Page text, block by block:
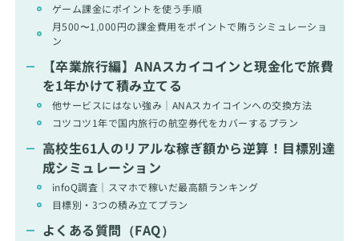
ゲーム課金にポイントを使う手順
月500〜1,000円の課金費用をポイントで賄うシミュレーショ
ン
【卒業旅行編】ANAスカイコインと現金化で旅費
を1年かけて積み立てる
他サービスにはない強み｜ANAスカイコインへの交換方法
コツコツ1年で国内旅行の航空券代をカバーするプラン
高校生61人のリアルな稼ぎ額から逆算！目標別達
成シミュレーション
infoQ調査｜スマホで稼いだ最高額ランキング
目標別・3つの積み立てプラン
よくある質問（FAQ）